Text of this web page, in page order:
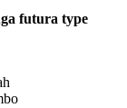
futura type